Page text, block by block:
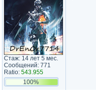
Стаж: 14 лет 5 мес.
Сообщений: 771
Ratio: 543.955
100%